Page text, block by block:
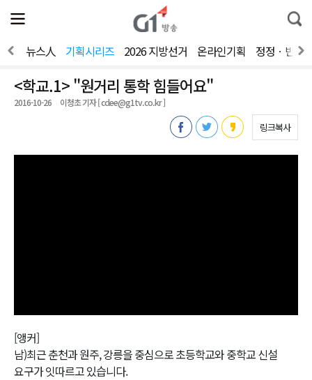
전
체
뉴
열
통
합
색
다 뉴스人 기획시리즈 2026 지방선거 온라인기획 정정ㆍ반론
<학교.1> "원거리 통학 힘들어요"
2016-10-26 이청초 기자 [ cclee@g1tv.co.kr ]
링크복사
[앵커]
남)최근 춘천과 원주, 강릉을 중심으로 초등학교와 중학교 신설
요구가 잇따르고 있습니다.